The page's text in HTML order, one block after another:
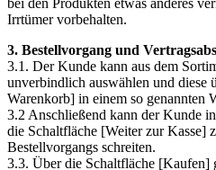
Irrtümer vorbehalten.
3. Bestellvorgang und
3.1. Der Kunde kann aus dem
unverbindlich auswählen und diese
Warenkorb] in einem so genannten
3.2 Anschließend kann der Kunde
die Schaltfläche [Weiter zur Kasse]
Bestellvorgangs schreiten.
3.3. Über die Schaltfläche [Kaufen]